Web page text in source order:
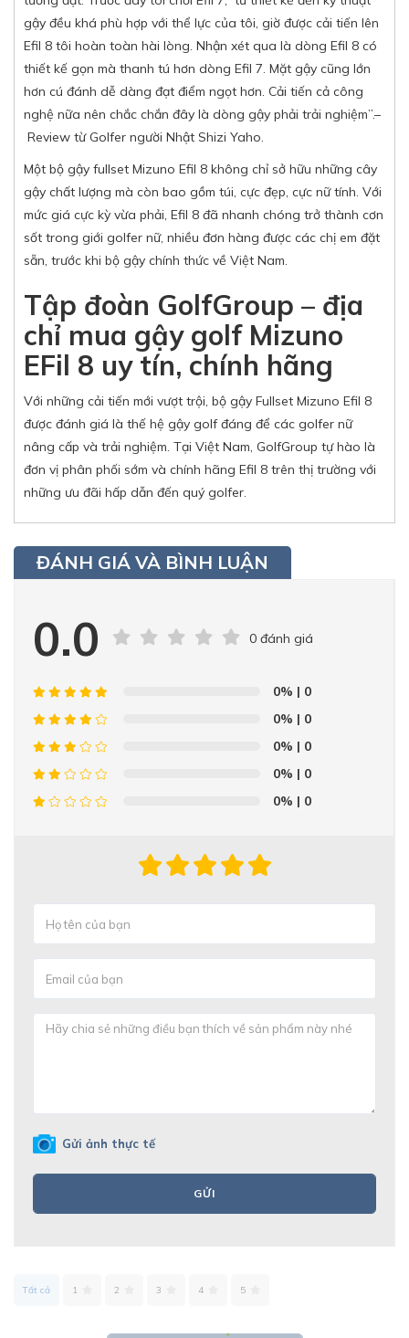
gậy đều khá phù hợp với thể lực của tôi, giờ được cải tiến lên
Efil 8 tôi hoàn toàn hài lòng. Nhận xét qua là dòng Efil 8 có
thiết kế gọn mà thanh tú hơn dòng Efil 7. Mặt gậy cũng lớn
hơn cú đánh dễ dàng đạt điểm ngọt hơn. Cải tiến cả công
nghệ nữa nên chắc chắn đây là dòng gậy phải trải nghiệm”.–
Review từ Golfer người Nhật Shizi Yaho.
Một bộ gậy fullset Mizuno Efil 8 không chỉ sở hữu những cây
gậy chất lượng mà còn bao gồm túi, cực đẹp, cực nữ tính. Với
mức giá cực kỳ vừa phải, Efil 8 đã nhanh chóng trở thành cơn
sốt trong giới golfer nữ, nhiều đơn hàng được các chị em đặt
sẵn, trước khi bộ gậy chính thức về Việt Nam.
Tập đoàn GolfGroup – địa
chỉ mua gậy golf Mizuno
EFil 8 uy tín, chính hãng
Với những cải tiến mới vượt trội, bộ gậy Fullset Mizuno Efil 8
được đánh giá là thế hệ gậy golf đáng để các golfer nữ
nâng cấp và trải nghiệm. Tại Việt Nam, GolfGroup tự hào là
đơn vị phân phối sớm và chính hãng Efil 8 trên thị trường với
những ưu đãi hấp dẫn đến quý golfer.
ĐÁNH GIÁ VÀ BÌNH LUẬN
0.0 0 đánh giá
0% | 0
0% | 0
0% | 0
0% | 0
0% | 0
Gửi ảnh thực tế
GỬI
Tất cả 1 2 3 4 5